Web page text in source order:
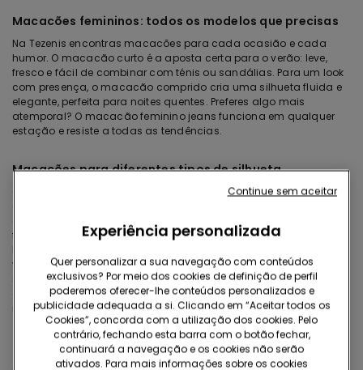
Macacões femininos: todos os modelos que precisas
Na Tezenis encontras macacões para cada ocasião e cada
humor. O macacão curto é a aposta certa para o verão: leve,
fresco e fácil de combinar com ténis ou sandálias. Para um look
com presença, o macacão comprido cria uma silhueta fluida e
elegante, perfeita para noites quentes. Preferes algo mais
atemporal? O macacão feminino jeans funciona em qualquer
estação e resiste a todas as tendências.
Macacões para diferentes tipos de silhueta
Os macacões ficam bem em todos os tipos de beleza. Basta
franzido. Para corpos mais retilíneos, detalhes como bolsos,
vão adorar o macacão curto combinado com calçado de
salto ou cunha. O segredo está no corte: na Tezenis há sempre
opções para experimentar até encontrares o que te faz sentir
incrível.
Como escolher um macacão para o verão?
Experiência personalizada
Quer personalizar a sua navegação com conteúdos
exclusivos? Por meio dos cookies de definição de perfil
poderemos oferecer-lhe conteúdos personalizados e
publicidade adequada a si. Clicando em “Aceitar todos os
Cookies”, concorda com a utilização dos cookies. Pelo
contrário, fechando esta barra com o botão fechar,
continuará a navegação e os cookies não serão
ativados. Para mais informações sobre os cookies
Continue sem aceitar